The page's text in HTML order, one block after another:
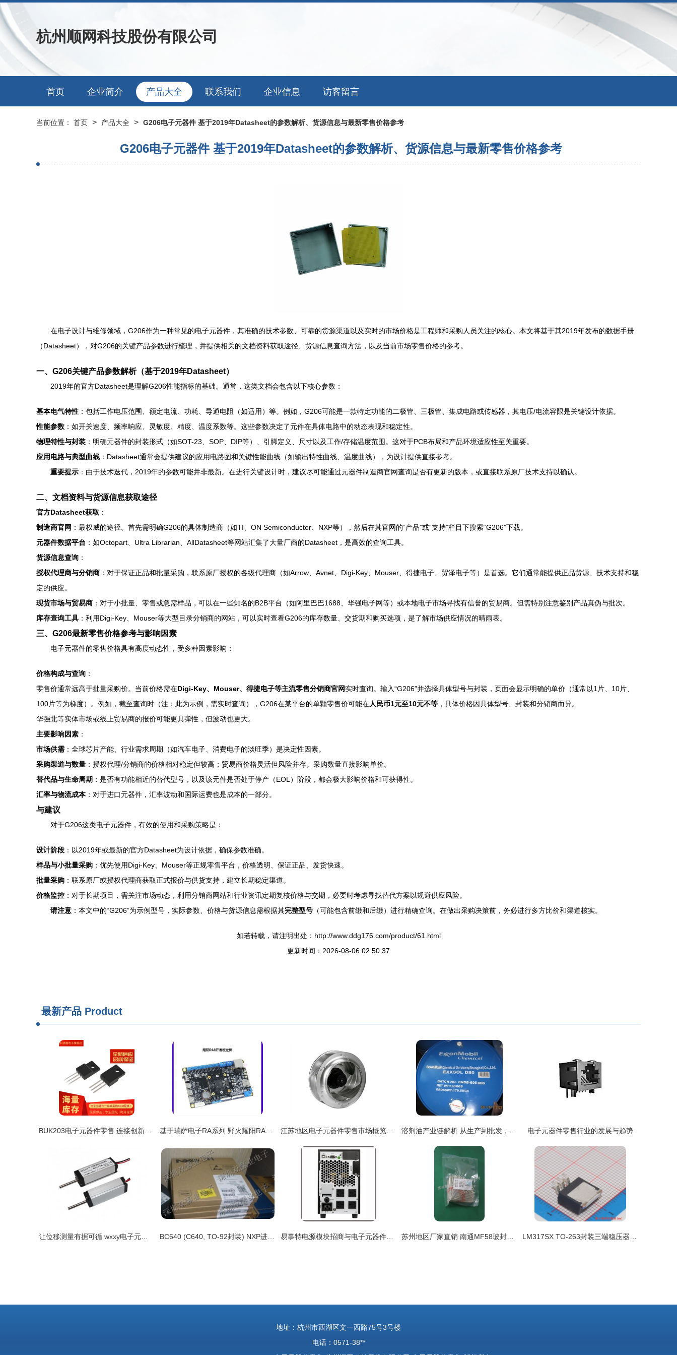
杭州顺网科技股份有限公司
首页 企业简介 产品大全 联系我们 企业信息 访客留言
当前位置： 首页 > 产品大全 > G206电子元器件 基于2019年Datasheet的参数解析、货源信息与最新零售价格参考
G206电子元器件 基于2019年Datasheet的参数解析、货源信息与最新零售价格参考
在电子设计与维修领域，G206作为一种常见的电子元器件，其准确的技术参数、可靠的货源渠道以及实时的市场价格是工程师和采购人员关注的核心。本文将基于其2019年发布的数据手册
（Datasheet），对G206的关键产品参数进行梳理，并提供相关的文档资料获取途径、货源信息查询方法，以及当前市场零售价格的参考。
一、G206关键产品参数解析（基于2019年Datasheet）
2019年的官方Datasheet是理解G206性能指标的基础。通常，这类文档会包含以下核心参数：
基本电气特性 ：包括工作电压范围、额定电流、功耗、导通电阻（如适用）等。例如，G206可能是一款特定功能的二极管、三极管、集成电路或传感器，其电压/电流容限是关键设计依据。
性能参数 ：如开关速度、频率响应、灵敏度、精度、温度系数等。这些参数决定了元件在具体电路中的动态表现和稳定性。
物理特性与封装 ：明确元器件的封装形式（如SOT-23、SOP、DIP等）、引脚定义、尺寸以及工作/存储温度范围。这对于PCB布局和产品环境适应性至关重要。
应用电路与典型曲线 ：Datasheet通常会提供建议的应用电路图和关键性能曲线（如输出特性曲线、温度曲线），为设计提供直接参考。
重要提示 ：由于技术迭代，2019年的参数可能并非最新。在进行关键设计时，建议尽可能通过元器件制造商官网查询是否有更新的版本，或直接联系原厂技术支持以确认。
二、文档资料与货源信息获取途径
官方Datasheet获取 ：
制造商官网 ：最权威的途径。首先需明确G206的具体制造商（如TI、ON Semiconductor、NXP等），然后在其官网的“产品”或“支持”栏目下搜索“G206”下载。
元器件数据平台 ：如Octopart、Ultra Librarian、AllDatasheet等网站汇集了大量厂商的Datasheet，是高效的查询工具。
货源信息查询 ：
授权代理商与分销商 ：对于保证正品和批量采购，联系原厂授权的各级代理商（如Arrow、Avnet、Digi-Key、Mouser、得捷电子、贸泽电子等）是首选。它们通常能提供正品货源、技术支持和稳
定的供应。
现货市场与贸易商 ：对于小批量、零售或急需样品，可以在一些知名的B2B平台（如阿里巴巴1688、华强电子网等）或本地电子市场寻找有信誉的贸易商。但需特别注意鉴别产品真伪与批次。
库存查询工具 ：利用Digi-Key、Mouser等大型目录分销商的网站，可以实时查看G206的库存数量、交货期和购买选项，是了解市场供应情况的晴雨表。
三、G206最新零售价格参考与影响因素
电子元器件的零售价格具有高度动态性，受多种因素影响：
价格构成与查询 ：
零售价通常远高于批量采购价。当前价格需在Digi-Key、Mouser、得捷电子等主流零售分销商官网实时查询。输入“G206”并选择具体型号与封装，页面会显示明确的单价（通常以1片、10片、
100片等为梯度）。例如，截至查询时（注：此为示例，需实时查询），G206在某平台的单颗零售价可能在人民币1元至10元不等 ，具体价格因具体型号、封装和分销商而异。
华强北等实体市场或线上贸易商的报价可能更具弹性，但波动也更大。
主要影响因素 ：
市场供需 ：全球芯片产能、行业需求周期（如汽车电子、消费电子的淡旺季）是决定性因素。
采购渠道与数量 ：授权代理/分销商的价格相对稳定但较高；贸易商价格灵活但风险并存。采购数量直接影响单价。
替代品与生命周期 ：是否有功能相近的替代型号，以及该元件是否处于停产（EOL）阶段，都会极大影响价格和可获得性。
汇率与物流成本：对于进口元器件，汇率波动和国际运费也是成本的一部分。
与建议
对于G206这类电子元器件，有效的使用和采购策略是：
设计阶段 ：以2019年或最新的官方Datasheet为设计依据，确保参数准确。
样品与小批量采购 ：优先使用Digi-Key、Mouser等正规零售平台，价格透明、保证正品、发货快速。
批量采购 ：联系原厂或授权代理商获取正式报价与供货支持，建立长期稳定渠道。
价格监控 ：对于长期项目，需关注市场动态，利用分销商网站和行业资讯定期复核价格与交期，必要时考虑寻找替代方案以规避供应风险。
请注意 ：本文中的“G206”为示例型号，实际参数、价格与货源信息需根据其完整型号 （可能包含前缀和后缀）进行精确查询。在做出采购决策前，务必进行多方比价和渠道核实。
如若转载，请注明出处：http://www.ddg176.com/product/61.html
更新时间：2026-08-06 02:50:37
最新产品 Product
电子元器件零售行业的发展与趋势
地址：杭州市西湖区文一西路75号3号楼
电话：0571-38**